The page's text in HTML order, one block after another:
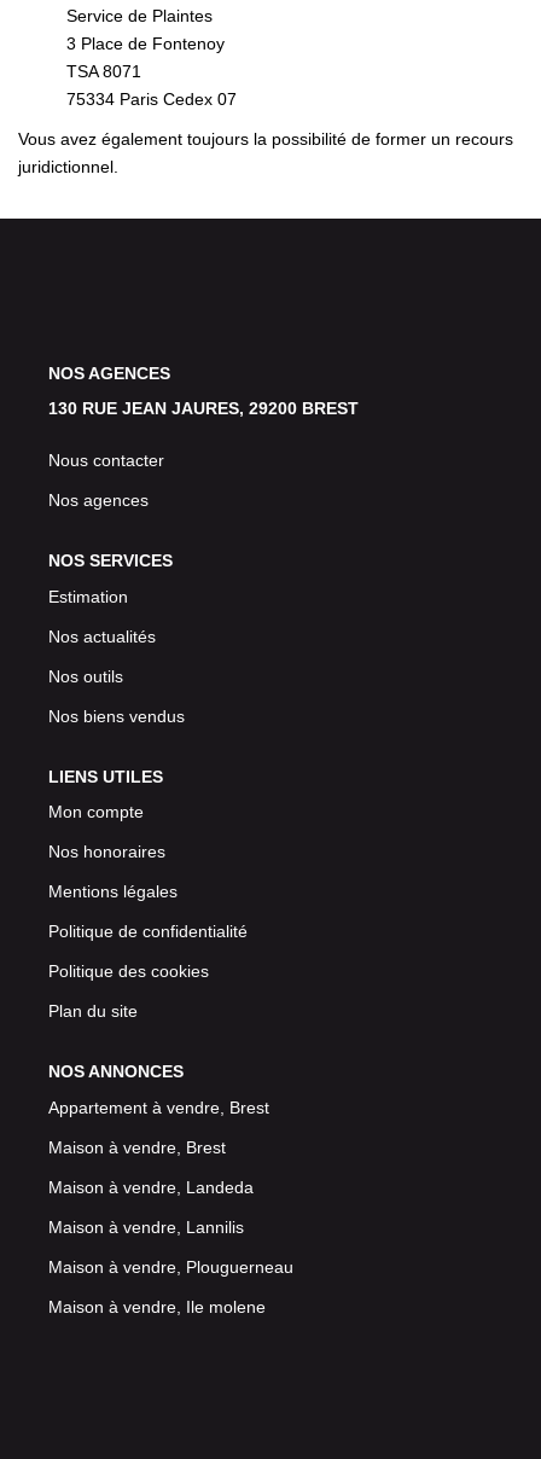
Service de Plaintes
3 Place de Fontenoy
TSA 8071
75334 Paris Cedex 07
Vous avez également toujours la possibilité de former un recours
juridictionnel.
NOS AGENCES
130 RUE JEAN JAURES, 29200 BREST
Nous contacter
Nos agences
NOS SERVICES
Estimation
Nos actualités
Nos outils
Nos biens vendus
LIENS UTILES
Mon compte
Nos honoraires
Mentions légales
Politique de confidentialité
Politique des cookies
Plan du site
NOS ANNONCES
Appartement à vendre, Brest
Maison à vendre, Brest
Maison à vendre, Landeda
Maison à vendre, Lannilis
Maison à vendre, Plouguerneau
Maison à vendre, Ile molene